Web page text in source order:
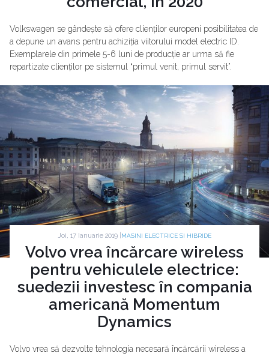
Volkswagen se gândește să ofere clienților europeni posibilitatea de
a depune un avans pentru achiziția viitorului model electric ID.
Exemplarele din primele 5-6 luni de producție ar urma să fie
repartizate clienților pe sistemul “primul venit, primul servit”.
Joi, 17 Ianuarie 2019 | MASINI ELECTRICE SI HIBRIDE
Volvo vrea încărcare wireless
pentru vehiculele electrice:
suedezii investesc în compania
americană Momentum
Dynamics
Volvo vrea să dezvolte tehnologia necesară încărcării wireless a